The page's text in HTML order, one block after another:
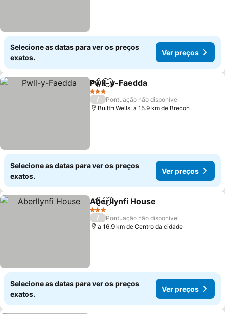
Selecione as datas para ver os preços
exatos.
Ver preços
PartilharAdicionar aos favoritos
Pwll-y-Faedda
3 Estrelas
/
Pontuação não disponível
Builth Wells, a 15.9 km de Brecon
Selecione as datas para ver os preços
exatos.
Ver preços
PartilharAdicionar aos favoritos
Aberllynfi House
3 Estrelas
/
Pontuação não disponível
a 16.9 km de Centro da cidade
Selecione as datas para ver os preços
exatos.
Ver preços